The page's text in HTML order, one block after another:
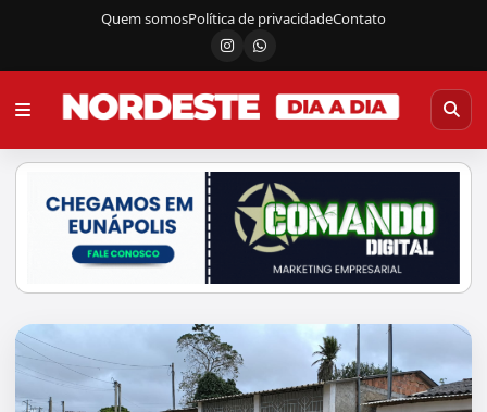
Quem somosPolítica de privacidadeContato
InstagramCanal do WhatsApp